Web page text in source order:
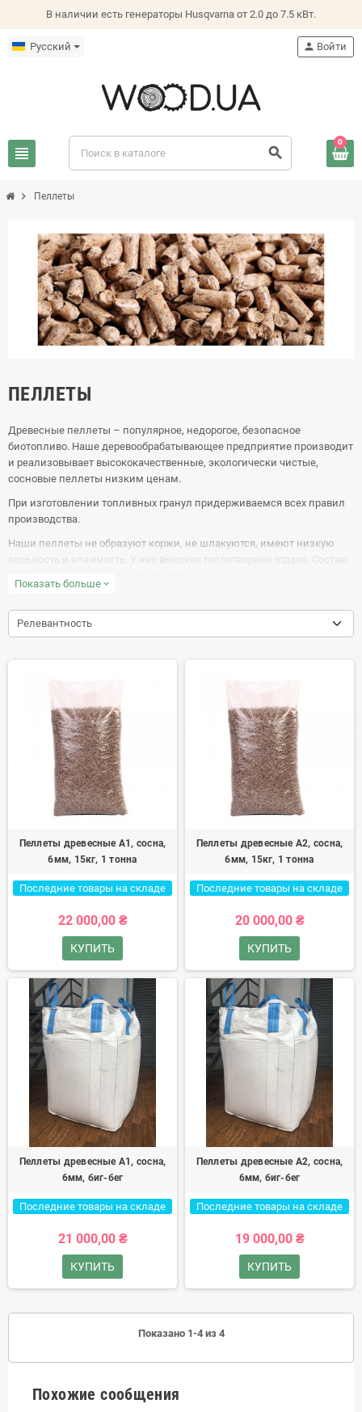
В наличии есть генераторы Husqvarna от 2.0 до 7.5 кВт.
Русский
view_headline search
person Войти
0
chevron_right Пеллеты
ПЕЛЛЕТЫ
Древесные пеллеты – популярное, недорогое, безопасное
биотопливо. Наше деревообрабатывающее предприятие производит
и реализовывает высококачественные, экологически чистые,
сосновые пеллеты низким ценам.
При изготовлении топливных гранул придерживаемся всех правил
производства.
Наши пеллеты не образуют коржи, не шлакуются, имеют низкую
зольность и влажность. У них высокая теплотворная отдача. Состав:
типа, для производства электроэнергии, а также в качестве
наполнителя туалетных лотков для домашних питомцев.
Показать больше expand_more
Релевантность
Пеллеты древесные A1, сосна,
6мм, 15кг, 1 тонна
Последние товары на складе
22 000,00 ₴
КУПИТЬ
Пеллеты древесные A2, сосна,
6мм, 15кг, 1 тонна
Последние товары на складе
20 000,00 ₴
КУПИТЬ
Пеллеты древесные A1, сосна,
6мм, биг-бег
Последние товары на складе
21 000,00 ₴
КУПИТЬ
Пеллеты древесные A2, сосна,
6мм, биг-бег
Последние товары на складе
19 000,00 ₴
КУПИТЬ
Показано 1-4 из 4
Похожие сообщения